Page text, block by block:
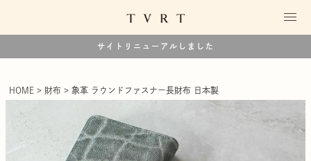
サイトリニューアルしました
HOME 財布 象革 ラウンドファスナー長財布 日本製